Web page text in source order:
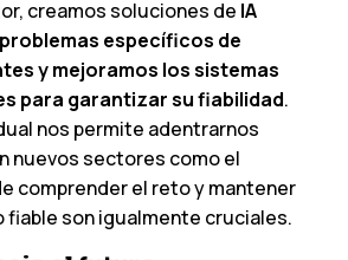
creamos soluciones de IA
específicos de
y mejoramos los sistemas
para garantizar su fiabilidad.
nos permite adentrarnos
nuevos sectores como el
comprender el reto y mantener
fiable son igualmente cruciales.